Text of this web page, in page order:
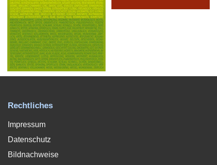
Rechtliches
Impressum
Datenschutz
Bildnachweise